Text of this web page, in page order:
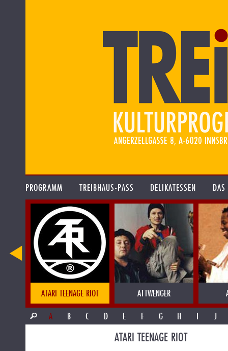
PROGRAMM TREIBHAUS-PASS DELIKATESSEN
ATARI TEENAGE RIOT ATTWENGER
A
B C D E F G H I J
ATARI TEENAGE RIOT